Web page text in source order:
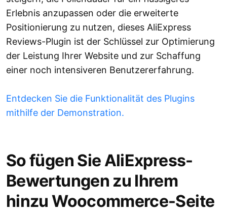
Erlebnis anzupassen oder die erweiterte
Positionierung zu nutzen, dieses AliExpress
Reviews-Plugin ist der Schlüssel zur Optimierung
der Leistung Ihrer Website und zur Schaffung
einer noch intensiveren Benutzererfahrung.
Entdecken Sie die Funktionalität des Plugins
mithilfe der Demonstration.
So fügen Sie AliExpress-
Bewertungen zu Ihrem
hinzu Woocommerce-Seite